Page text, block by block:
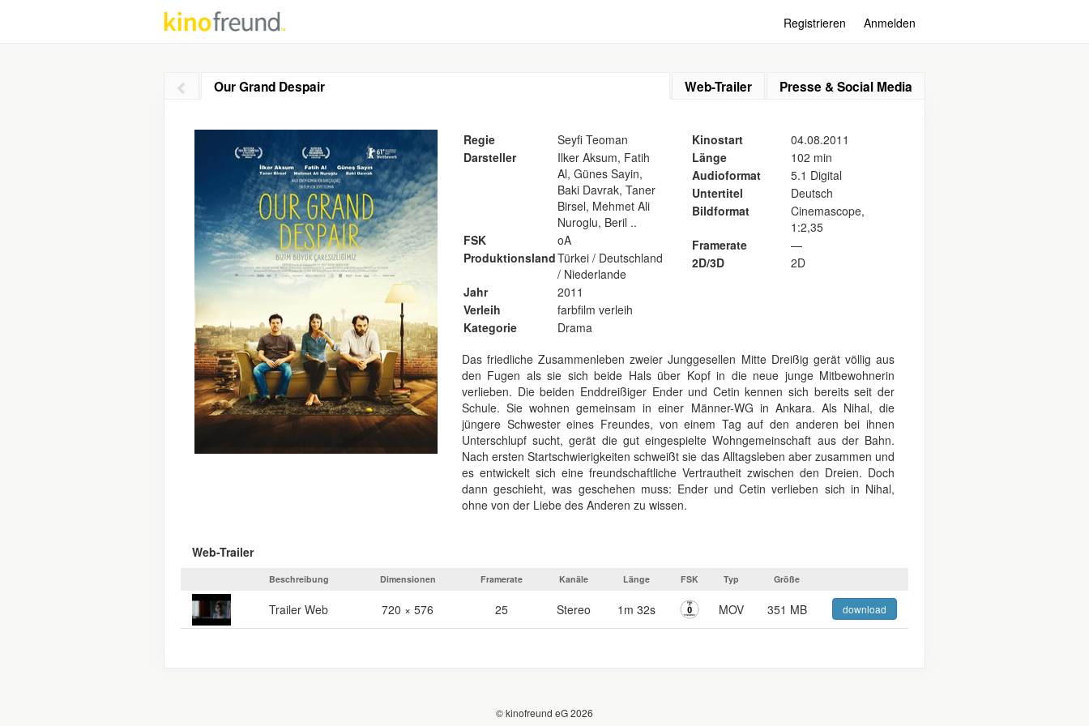
Registrieren Anmelden
Our Grand Despair Web-Trailer Presse & Social Media
Regie
Seyfi Teoman
Darsteller
Ilker Aksum, Fatih
Al, Günes Sayin,
Baki Davrak, Taner
Birsel, Mehmet Ali
Nuroglu, Beril ..
FSK
oA
ProduktionslandTürkei / Deutschland
/ Niederlande
Jahr
2011
Verleih
farbfilm verleih
Kategorie
Drama
Kinostart
04.08.2011
Länge
102 min
Audioformat
5.1 Digital
Untertitel
Deutsch
Bildformat
Cinemascope,
1:2,35
Framerate
—
2D/3D
2D
Das friedliche Zusammenleben zweier Junggesellen Mitte Dreißig gerät völlig aus
den Fugen als sie sich beide Hals über Kopf in die neue junge Mitbewohnerin
verlieben. Die beiden Enddreißiger Ender und Cetin kennen sich bereits seit der
Schule. Sie wohnen gemeinsam in einer Männer-WG in Ankara. Als Nihal, die
jüngere Schwester eines Freundes, von einem Tag auf den anderen bei ihnen
Unterschlupf sucht, gerät die gut eingespielte Wohngemeinschaft aus der Bahn.
Nach ersten Startschwierigkeiten schweißt sie das Alltagsleben aber zusammen und
es entwickelt sich eine freundschaftliche Vertrautheit zwischen den Dreien. Doch
dann geschieht, was geschehen muss: Ender und Cetin verlieben sich in Nihal,
ohne von der Liebe des Anderen zu wissen.
Web-Trailer
Beschreibung Dimensionen Framerate Kanäle Länge FSK Typ Größe
Trailer Web 720 × 576 25 Stereo 1m 32s MOV 351 MB download
© kinofreund eG 2026